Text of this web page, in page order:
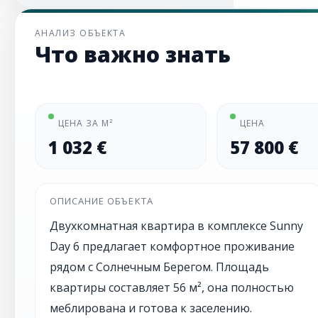
АНАЛИЗ ОБЪЕКТА
Что важно знать
ЦЕНА ЗА М²
1 032 €
ЦЕНА
57 800 €
ОПИСАНИЕ ОБЪЕКТА
Двухкомнатная квартира в комплексе Sunny
Day 6 предлагает комфортное проживание
рядом с Солнечным Берегом. Площадь
квартиры составляет 56 м², она полностью
меблирована и готова к заселению.